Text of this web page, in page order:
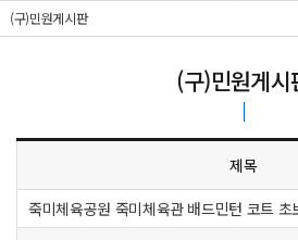
(구)민원게시판
(구)민원게시
제목
죽미체육공원 죽미체육관 배드민턴 코트 초